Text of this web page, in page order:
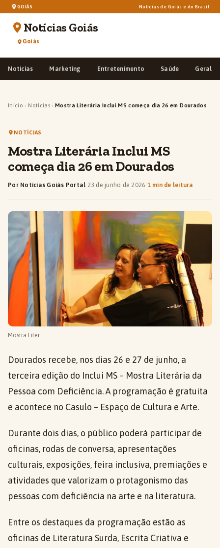
GOIÁS Notícias de Goiás e do Brasil
Notícias Goiás
Goiás
Notícias Marketing Entretenimento Saúde Geral
Início › Notícias › Mostra Literária Inclui MS começa dia 26 em Dourados
NOTÍCIAS
Mostra Literária Inclui MS
começa dia 26 em Dourados
Por Notícias Goiás Portal·23 de junho de 2026·1 min de leitura
Mostra Liter
Dourados recebe, nos dias 26 e 27 de junho, a
terceira edição do Inclui MS – Mostra Literária da
Pessoa com Deficiência. A programação é gratuita
e acontece no Casulo – Espaço de Cultura e Arte.
Durante dois dias, o público poderá participar de
oficinas, rodas de conversa, apresentações
culturais, exposições, feira inclusiva, premiações e
atividades que valorizam o protagonismo das
pessoas com deficiência na arte e na literatura.
Entre os destaques da programação estão as
oficinas de Literatura Surda, Escrita Criativa e